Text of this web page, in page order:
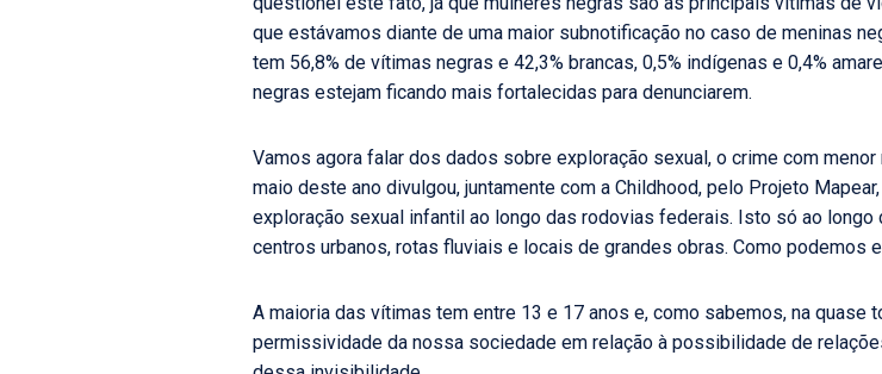
que estávamos diante de uma maior subnotificação no caso de meninas
tem 56,8% de vítimas negras e 42,3% brancas, 0,5% indígenas e 0,4%
negras estejam ficando mais fortalecidas para denunciarem.
Vamos agora falar dos dados sobre exploração sexual, o crime com
maio deste ano divulgou, juntamente com a Childhood, pelo Projeto
exploração sexual infantil ao longo das rodovias federais. Isto só ao
centros urbanos, rotas fluviais e locais de grandes obras. Como podemos
A maioria das vítimas tem entre 13 e 17 anos e, como sabemos, na
permissividade da nossa sociedade em relação à possibilidade de